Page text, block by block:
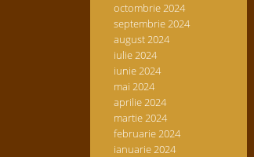
octombrie 2024
septembrie 2024
august 2024
iulie 2024
iunie 2024
mai 2024
aprilie 2024
martie 2024
februarie 2024
ianuarie 2024